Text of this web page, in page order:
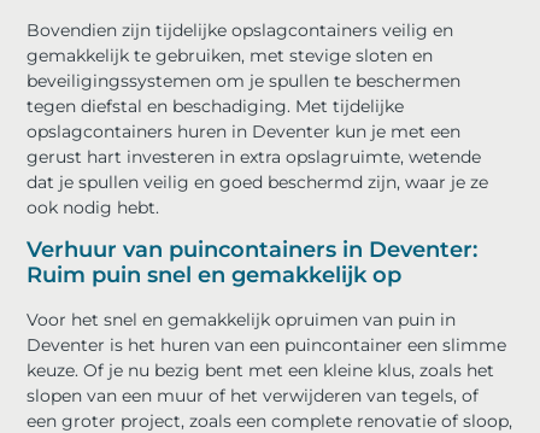
Bovendien zijn tijdelijke opslagcontainers veilig en
gemakkelijk te gebruiken, met stevige sloten en
beveiligingssystemen om je spullen te beschermen
tegen diefstal en beschadiging. Met tijdelijke
opslagcontainers huren in Deventer kun je met een
gerust hart investeren in extra opslagruimte, wetende
dat je spullen veilig en goed beschermd zijn, waar je ze
ook nodig hebt.
Verhuur van puincontainers in Deventer:
Ruim puin snel en gemakkelijk op
Voor het snel en gemakkelijk opruimen van puin in
Deventer is het huren van een puincontainer een slimme
keuze. Of je nu bezig bent met een kleine klus, zoals het
slopen van een muur of het verwijderen van tegels, of
een groter project, zoals een complete renovatie of sloop,